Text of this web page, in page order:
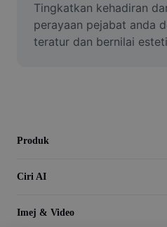
Editor Video
Pangkas Video
Tingkatkan kehadiran
perayaan pejabat anda
teratur dan bernilai
Produk
Ciri AI
Imej & Video